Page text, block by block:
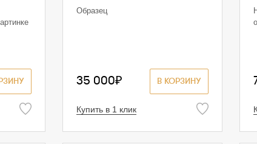
Образец
В КОРЗИНУ
35 000₽
Купить в 1 клик